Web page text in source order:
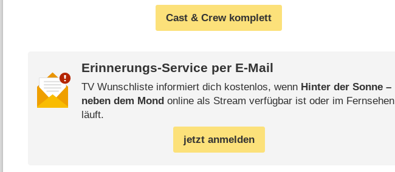
Cast & Crew komplett
Erinnerungs-Service per E-Mail
TV Wunschliste informiert dich kostenlos, wenn Hinter der Sonne –
neben dem Mondonline als Stream verfügbar ist oder im Fernsehen
läuft.
jetzt anmelden